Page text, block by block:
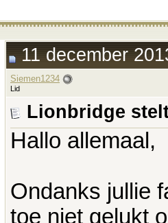
11 december
Siemen1234
Lid
Lionbridge
Hallo allemaal,
Ondanks jullie
toe niet gelukt